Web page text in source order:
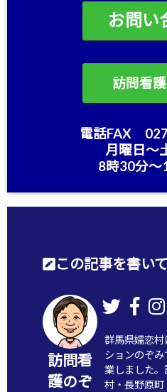
お問い
訪問看
電話FAX
月曜日〜
8時30分〜
この記事を書い
訪問看
護のぞ
群馬県嬬恋
ションのぞ
業しました
村・長野原町